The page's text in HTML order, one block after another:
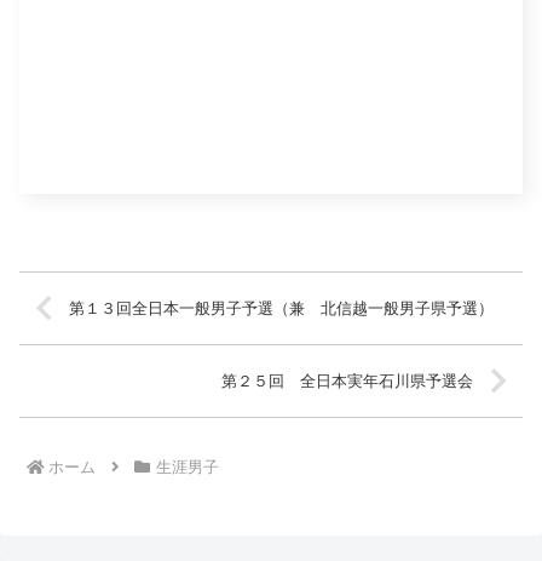
第１３回全日本一般男子予選（兼 北信越一般男子県予選）
第２５回 全日本実年石川県予選会
ホーム 生涯男子